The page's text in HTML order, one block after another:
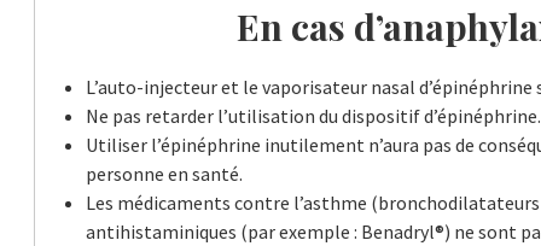
En cas
L’auto-injecteur et le vaporisateur nasal
Ne pas retarder l’utilisation du dispositif d’épinéphrine.
Utiliser l’épinéphrine inutilement n’aura pas de
personne en santé.
Les médicaments contre l’asthme
antihistaminiques (par exemple : Benadryl®) ne sont